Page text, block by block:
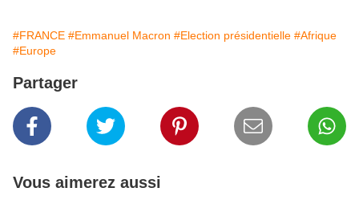
#FRANCE #Emmanuel Macron #Election présidentielle #Afrique
#Europe
Partager
Vous aimerez aussi